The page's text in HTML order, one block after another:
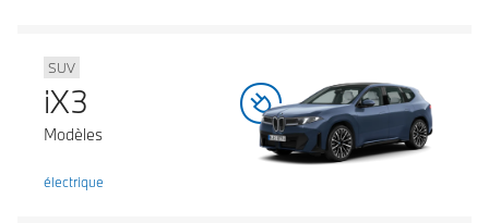
SUV
iX3
Modèles
électrique